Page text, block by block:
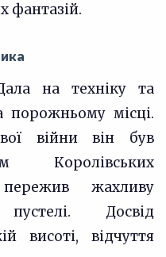
фантазій.
на техніку та
місці.
війни він був
Королівських
жахливу
Досвід
висоті, відчуття